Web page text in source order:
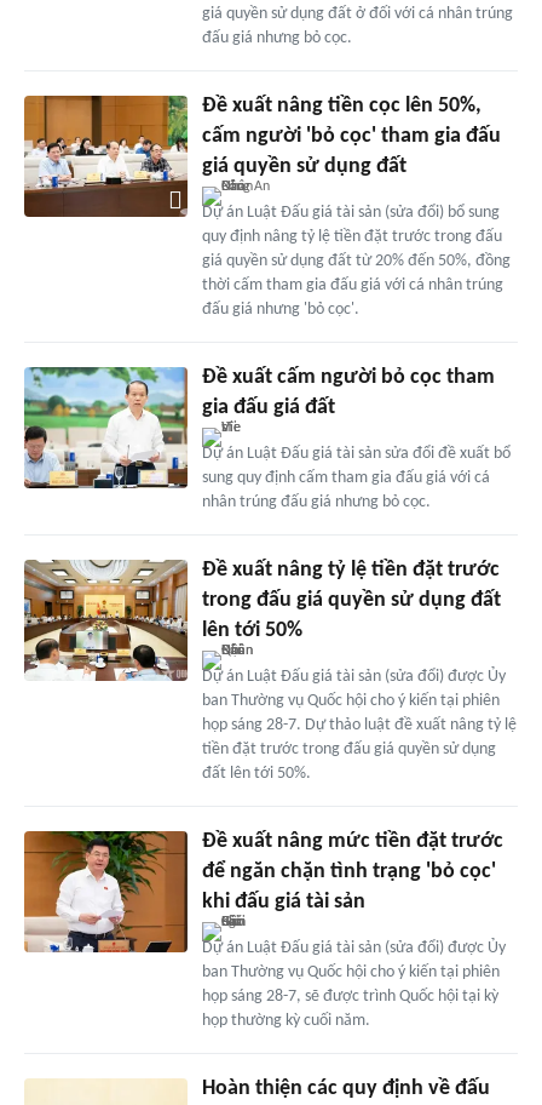
giá quyền sử dụng đất ở đối với cá nhân trúng
đấu giá nhưng bỏ cọc.
Đề xuất nâng tiền cọc lên 50%,
cấm người 'bỏ cọc' tham gia đấu
giá quyền sử dụng đất
Dự án Luật Đấu giá tài sản (sửa đổi) bổ sung
quy định nâng tỷ lệ tiền đặt trước trong đấu
giá quyền sử dụng đất từ 20% đến 50%, đồng
thời cấm tham gia đấu giá với cá nhân trúng
đấu giá nhưng 'bỏ cọc'.
Đề xuất cấm người bỏ cọc tham
gia đấu giá đất
Dự án Luật Đấu giá tài sản sửa đổi đề xuất bổ
sung quy định cấm tham gia đấu giá với cá
nhân trúng đấu giá nhưng bỏ cọc.
Đề xuất nâng tỷ lệ tiền đặt trước
trong đấu giá quyền sử dụng đất
lên tới 50%
Dự án Luật Đấu giá tài sản (sửa đổi) được Ủy
ban Thường vụ Quốc hội cho ý kiến tại phiên
họp sáng 28-7. Dự thảo luật đề xuất nâng tỷ lệ
tiền đặt trước trong đấu giá quyền sử dụng
đất lên tới 50%.
Đề xuất nâng mức tiền đặt trước
để ngăn chặn tình trạng 'bỏ cọc'
khi đấu giá tài sản
Dự án Luật Đấu giá tài sản (sửa đổi) được Ủy
ban Thường vụ Quốc hội cho ý kiến tại phiên
họp sáng 28-7, sẽ được trình Quốc hội tại kỳ
họp thường kỳ cuối năm.
Hoàn thiện các quy định về đấu